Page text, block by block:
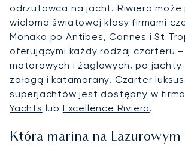
odrzutowca na jacht. Riwiera może
wieloma światowej klasy firmami
Monako po Antibes, Cannes i St
oferującymi każdy rodzaj czarteru –
motorowych i żaglowych, po jachty
załogą i katamarany. Czarter
superjachtów jest dostępny w
Yachts lub Excellence Riviera.
Która marina na Lazurowym